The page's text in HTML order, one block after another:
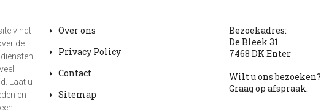
vindt
de
Laat u
en
Over ons
Privacy Policy
Contact
Sitemap
Bezoekadres:
De Bleek 31
7468 DK Enter
Wilt u ons bezoeken?
Graag op afspraak.